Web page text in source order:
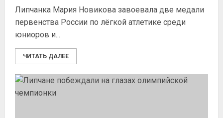
Липчанка Мария Новикова завоевала две медали
первенства России по лёгкой атлетике среди
юниоров и...
ЧИТАТЬ ДАЛЕЕ